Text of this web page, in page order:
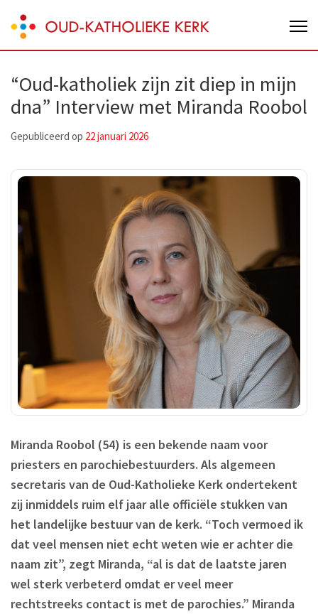
to
content
Enter)
Oud-Katholieke Kerk van Nederland
“Oud-katholiek zijn zit diep in mijn
dna” Interview met Miranda Roobol
Gepubliceerd op 22 januari 2026
Miranda Roobol (54) is een bekende naam voor
priesters en parochiebestuurders. Als algemeen
secretaris van de Oud-Katholieke Kerk ondertekent
zij inmiddels ruim elf jaar alle officiële stukken van
het landelijke bestuur van de kerk. “Toch vermoed ik
dat veel mensen niet echt weten wie er achter die
naam zit”, zegt Miranda, “al is dat de laatste jaren
wel sterk verbeterd omdat er veel meer
rechtstreeks contact is met de parochies.” Miranda